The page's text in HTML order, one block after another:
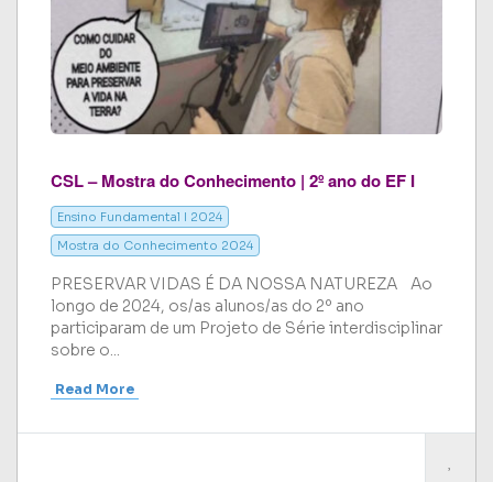
CSL – Mostra do Conhecimento | 2º ano do EF I
Ensino Fundamental I 2024
Mostra do Conhecimento 2024
PRESERVAR VIDAS É DA NOSSA NATUREZA Ao
longo de 2024, os/as alunos/as do 2º ano
participaram de um Projeto de Série interdisciplinar
sobre o...
Read More